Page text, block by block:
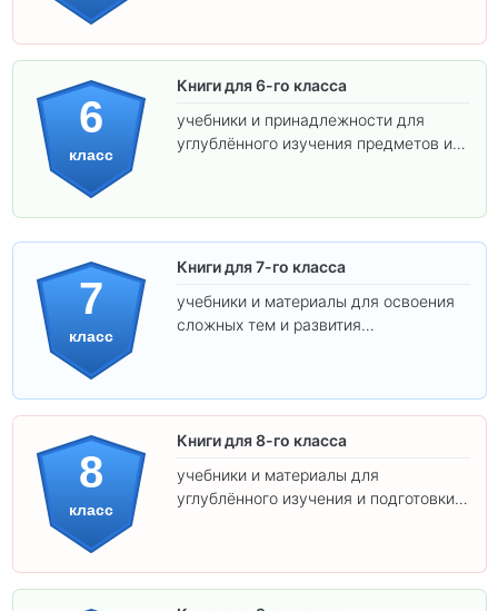
6
класс
Книги для 6-го класса
учебники и принадлежности для
углублённого изучения предметов и
7
класс
Книги для 7-го класса
учебники и материалы для освоения
сложных тем и развития
8
класс
Книги для 8-го класса
учебники и материалы для
углублённого изучения и подготовки к